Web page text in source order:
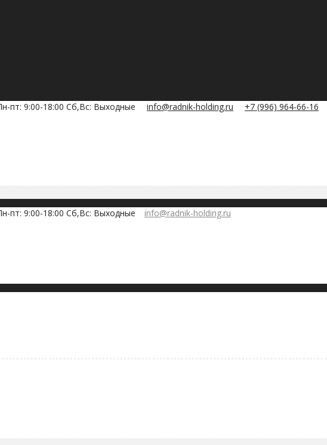
пт: 9:00-18:00 Сб,Вс: Выходные info@radnik-holding.ru +7 (996) 964-66-16
пт: 9:00-18:00 Сб,Вс: Выходные info@radnik-holding.ru